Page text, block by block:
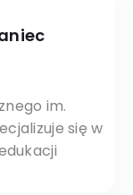
im.
się w